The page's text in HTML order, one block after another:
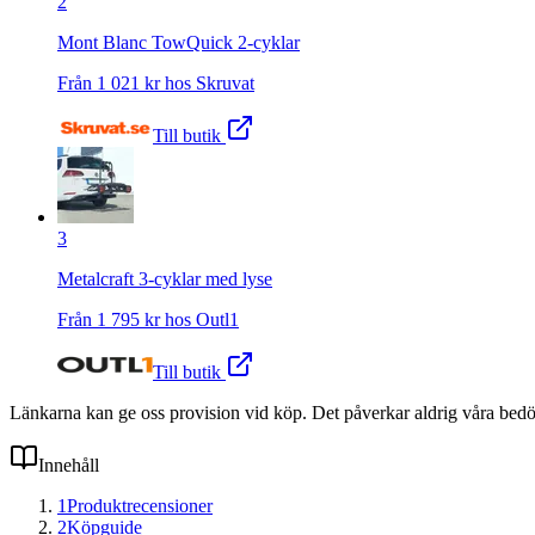
Mont Blanc TowQuick 2-cyklar
Från 1 021 kr hos Skruvat
Till butik
3
Metalcraft 3-cyklar med lyse
Från 1 795 kr hos Outl1
Till butik
Länkarna kan ge oss provision vid köp. Det påverkar aldrig våra
Innehåll
1Produktrecensioner
2Köpguide